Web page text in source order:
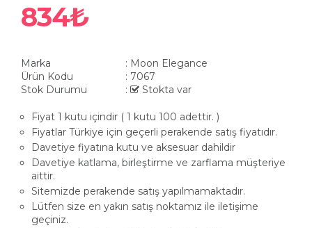
834₺
Marka
: Moon Elegance
Ürün Kodu
: 7067
Stok Durumu
: Stokta var
Fiyat 1 kutu içindir ( 1 kutu 100 adettir. )
Fiyatlar Türkiye için geçerli perakende satış fiyatıdır.
Davetiye fiyatına kutu ve aksesuar dahildir
Davetiye katlama, birleştirme ve zarflama müşteriye
aittir.
Sitemizde perakende satış yapılmamaktadır.
Lütfen size en yakın satış noktamız ile iletişime
geçiniz.